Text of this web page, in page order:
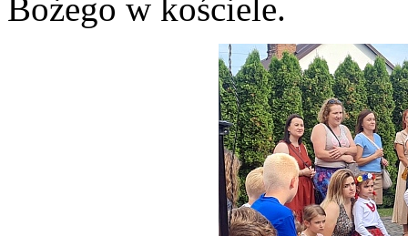
Bożego w kościele.